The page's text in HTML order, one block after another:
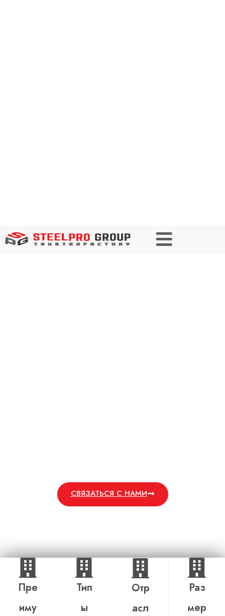
СВЯЗАТЬСЯ С НАМИ
Пре
иму
Тип
ы
Отр
асл
Раз
мер